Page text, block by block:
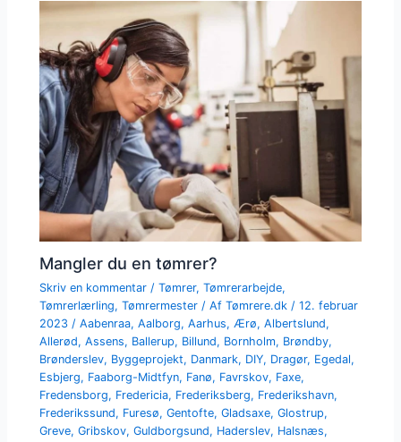
Mangler du en tømrer?
Skriv en kommentar /Tømrer,Tømrerarbejde,
Tømrerlærling,Tømrermester / AfTømrere.dk/12. februar
2023/Aabenraa,Aalborg,Aarhus,Ærø,Albertslund,
Allerød,Assens, Ballerup, Billund, Bornholm, Brøndby,
Brønderslev, Byggeprojekt, Danmark, DIY, Dragør, Egedal,
Esbjerg, Faaborg-Midtfyn, Fanø, Favrskov, Faxe,
Fredensborg, Fredericia, Frederiksberg, Frederikshavn,
Frederikssund, Furesø,Gentofte,Gladsaxe,Glostrup,
Greve,Gribskov,Guldborgsund, Haderslev, Halsnæs,